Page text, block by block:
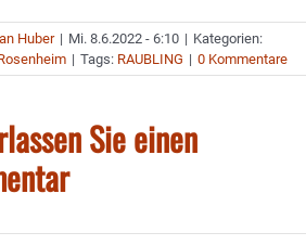
Huber | Mi. 8.6.2022 - 6:10 | Kategorien:
| Tags: RAUBLING | 0 Kommentare
Sie einen